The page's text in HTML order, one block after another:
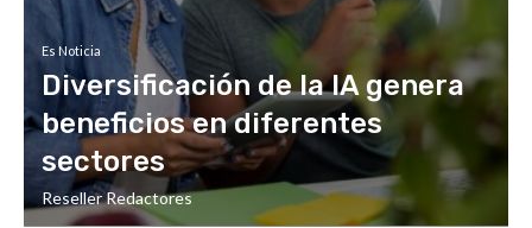
Es Noticia
Diversificación de la IA genera
beneficios en diferentes
sectores
Reseller Redactores